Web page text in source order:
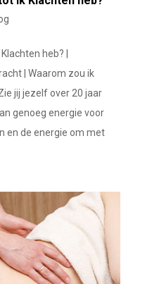
heb? |
| Waarom zou ik
jij jezelf over 20 jaar
genoeg energie voor
en de energie om met